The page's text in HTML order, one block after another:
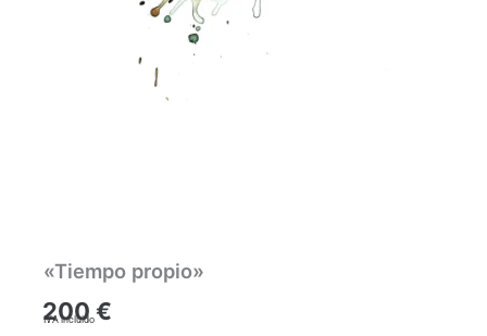
«Tiempo propio»
200€
IVA incluido